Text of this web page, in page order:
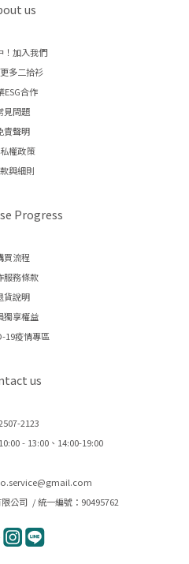
us
！加入我們
多二拾衫
ESG合作
見問題
責聲明
權政策
與細則
Progress
買流程
服務條款
貨說明
獨享權益
19疫情專區
us
2123
- 13:00、14:00-19:00
公司 / 統一編號：90495762